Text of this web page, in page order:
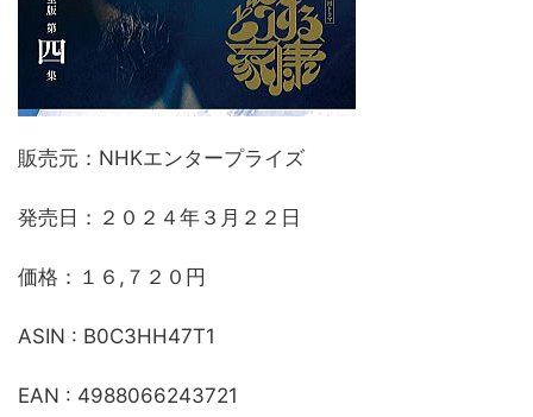
販売元：NHKエンタープライズ
発売日：２０２４年３月２２日
価格：１６,７２０円
ASIN : B0C3HH47T1
EAN : 4988066243721